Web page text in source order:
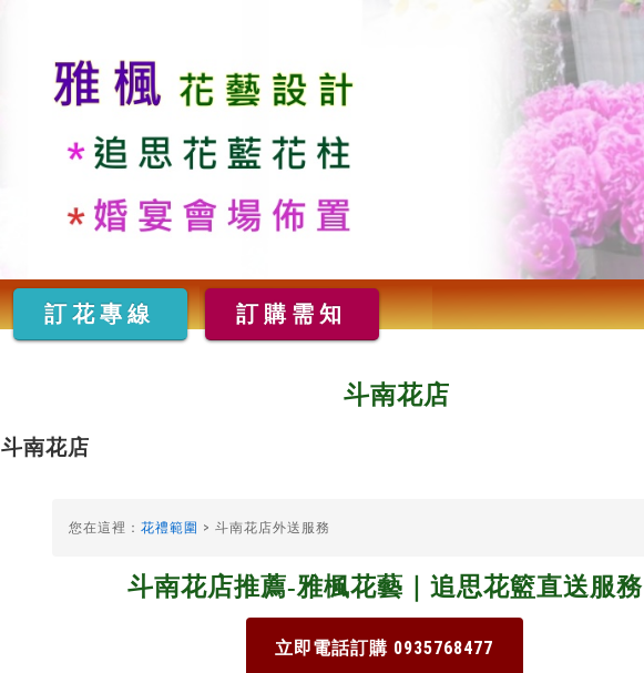
訂花專線 訂購需知
斗南花店
斗南花店
您在這裡： 花禮範圍 > 斗南花店外送服務
斗南花店推薦-雅楓花藝｜追思花籃直送服務
立即電話訂購 0935768477